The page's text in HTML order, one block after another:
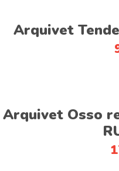
Arquivet
Arquivet Osso